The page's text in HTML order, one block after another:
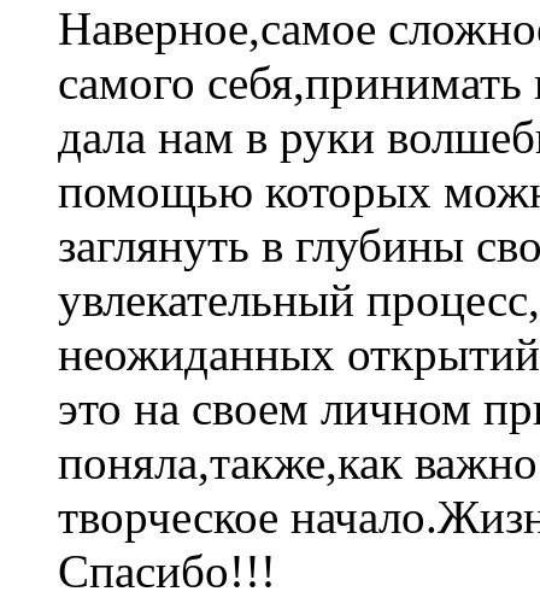
Наверное,самое
самого
дала нам в руки
помощью которых
заглянуть в глубины
увлекательный
неожиданных
это на своем личном
поняла,также,как
творческое
Спасибо!!!